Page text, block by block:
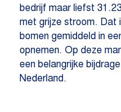
bedrijf maar liefst
met grijze stroom. Dat
bomen gemiddeld in
opnemen. Op deze
een belangrijke
Nederland.